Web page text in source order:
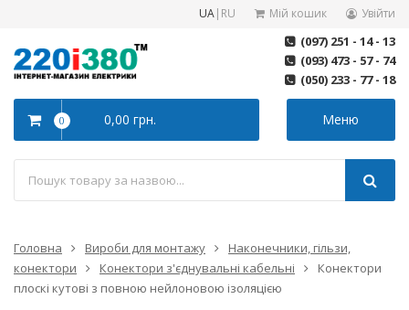
UA| RU Мій кошик Увійти
(097) 251 - 14 - 13
(093) 473 - 57 - 74
(050) 233 - 77 - 18
Меню
0 0,00 грн.
Головна Вироби для монтажу
Наконечники, гільзи,
конектори
Конектори з'єднувальні кабельні
Конектори
плоскі кутові з повною нейлоновою ізоляцією